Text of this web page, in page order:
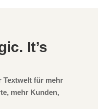
It’s
Textwelt für mehr
mehr Kunden,